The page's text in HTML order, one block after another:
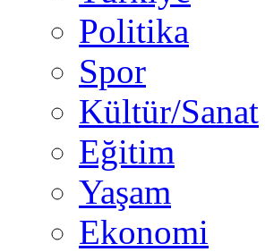
Politika
Spor
Kültür/Sanat
Eğitim
Yaşam
Ekonomi